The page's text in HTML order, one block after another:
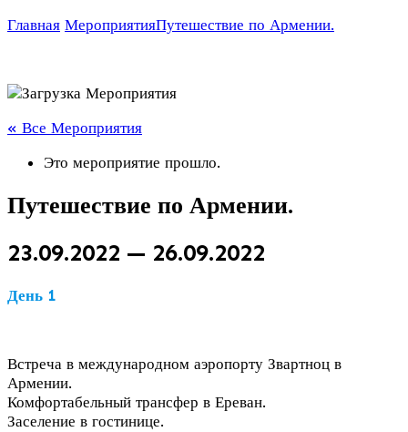
Главная МероприятияПутешествие по Армении.
« Все Мероприятия
Это мероприятие прошло.
Путешествие по Армении.
23.09.2022 — 26.09.2022
День 1
Встреча в международном аэропорту Звартноц в
Армении.
Комфортабельный трансфер в Ереван.
Заселение в гостинице.